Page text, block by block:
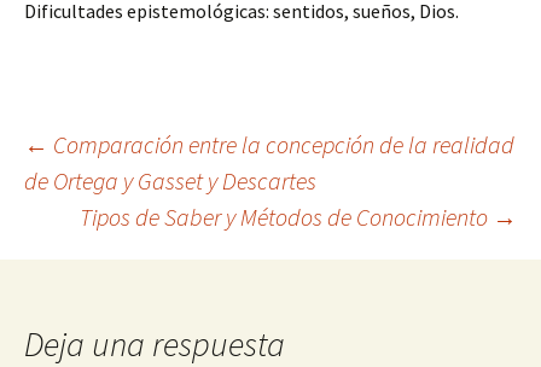
Dificultades epistemológicas: sentidos, sueños, Dios.
Navegación
← Comparación entre la concepción de la realidad
de Ortega y Gasset y Descartes
Tipos de Saber y Métodos de Conocimiento →
Deja una respuesta